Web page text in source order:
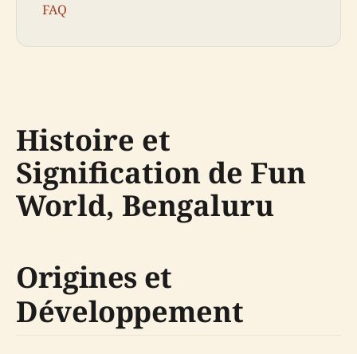
FAQ
Histoire et
Signification de Fun
World, Bengaluru
Origines et
Développement